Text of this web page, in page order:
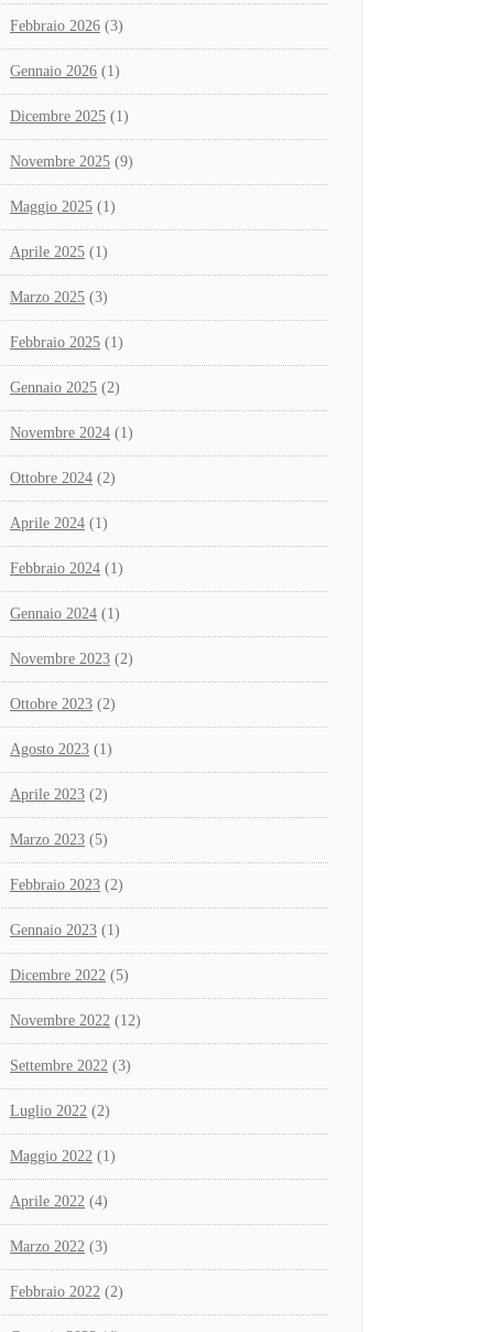
Febbraio 2026 (3)
Gennaio 2026 (1)
Dicembre 2025 (1)
Novembre 2025 (9)
Maggio 2025 (1)
Aprile 2025 (1)
Marzo 2025 (3)
Febbraio 2025 (1)
Gennaio 2025 (2)
Novembre 2024 (1)
Ottobre 2024 (2)
Aprile 2024 (1)
Febbraio 2024 (1)
Gennaio 2024 (1)
Novembre 2023 (2)
Ottobre 2023 (2)
Agosto 2023 (1)
Aprile 2023 (2)
Marzo 2023 (5)
Febbraio 2023 (2)
Gennaio 2023 (1)
Dicembre 2022 (5)
Novembre 2022 (12)
Settembre 2022 (3)
Luglio 2022 (2)
Maggio 2022 (1)
Aprile 2022 (4)
Marzo 2022 (3)
Febbraio 2022 (2)